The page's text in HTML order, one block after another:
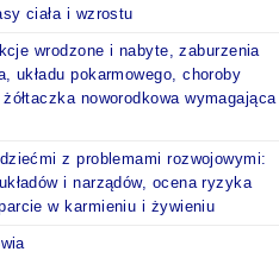
ciała i wzrostu
wrodzone i nabyte, zaburzenia
układu pokarmowego, choroby
noworodkowa wymagająca
z problemami rozwojowymi:
i narządów, ocena ryzyka
w karmieniu i żywieniu